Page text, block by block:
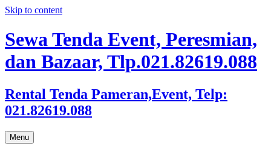
Skip to content
Sewa Tenda Event, Peresmian,
dan Bazaar, Tlp.021.82619.088
Rental Tenda Pameran,Event, Telp:
021.82619.088
Menu